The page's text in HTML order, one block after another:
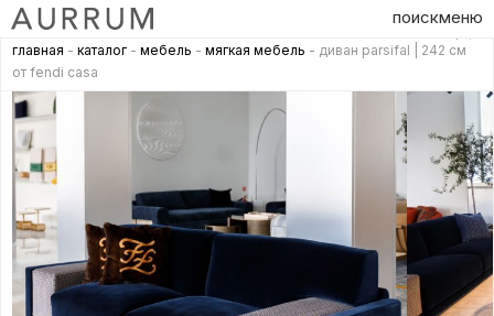
поискменю
главная - каталог - мебель - мягкая мебель - диван parsifal | 242 см
от fendi casa